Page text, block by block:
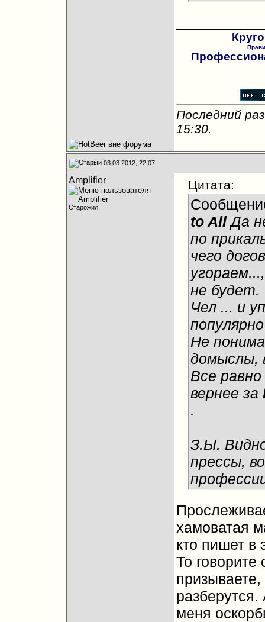
Последний
15:30.
03.03.2012, 22:07
Amplifier
Старожил
Цитата:
to AllДа
по
чего
не будет.
Чел ... и
Не
домыслы,
Все
вернее за
.
З.Ы.
прессы,
хамоватая
кто пишет в
То говорите
меня